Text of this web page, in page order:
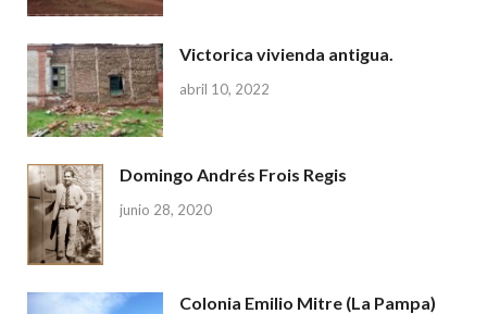
Victorica vivienda antigua.
abril 10, 2022
Domingo Andrés Frois Regis
junio 28, 2020
Colonia Emilio Mitre (La Pampa)